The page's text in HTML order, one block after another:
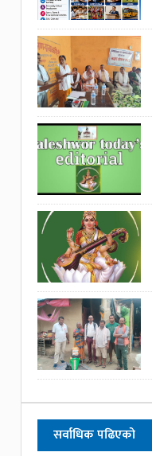
सर्वाधिक पढिएको